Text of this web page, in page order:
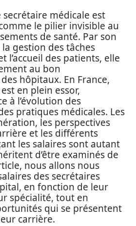
médicale est
le pilier invisible au
de santé. Par son
gestion des tâches
l’accueil des patients, elle
au bon
hôpitaux. En France,
en plein essor,
à l’évolution des
pratiques médicales. Les
les perspectives
et les différents
les salaires sont autant
d’être examinés de
nous allons nous
des secrétaires
en fonction de leur
spécialité, tout en
qui se présentent
carrière.